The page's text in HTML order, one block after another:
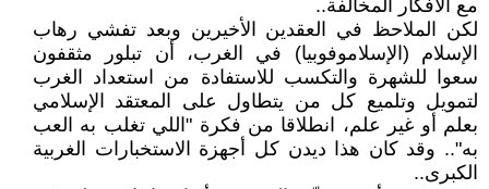
مع الأفكار المخالفة..
لكن الملاحظ في العقدين الأخيرين وبعد تفشي رهاب
الإسلام (الإسلاموفوبيا) في الغرب، أن تبلور مثقفون
سعوا للشهرة والتكسب للاستفادة من استعداد الغرب
لتمويل وتلميع كل من يتطاول على المعتقد الإسلامي
بعلم أو غير علم، انطلاقا من فكرة "اللي تغلب به العب
به".. وقد كان هذا ديدن كل أجهزة الاستخبارات الغربية
الكبرى..